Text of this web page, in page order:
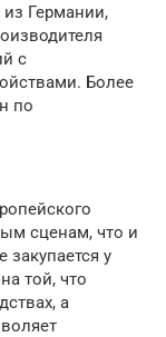
Германии,
с
Более
по
сценам, что и
у
той, что
а